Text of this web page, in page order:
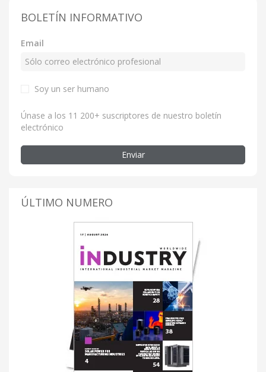
BOLETÍN INFORMATIVO
Email
Soy un ser humano
Únase a los 11 200+ suscriptores de nuestro boletín
electrónico
Enviar
ÚLTIMO NUMERO